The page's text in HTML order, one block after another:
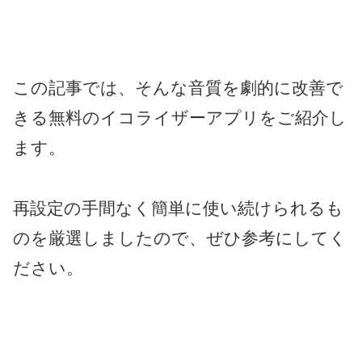
この記事では、そんな音質を劇的に改善で
きる無料のイコライザーアプリをご紹介し
ます。
再設定の手間なく簡単に使い続けられるも
のを厳選しましたので、ぜひ参考にしてく
ださい。